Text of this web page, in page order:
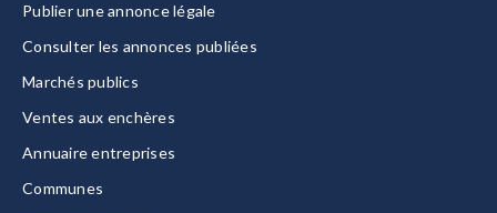
Publier une annonce légale
Consulter les annonces publiées
Marchés publics
Ventes aux enchères
Annuaire entreprises
Communes